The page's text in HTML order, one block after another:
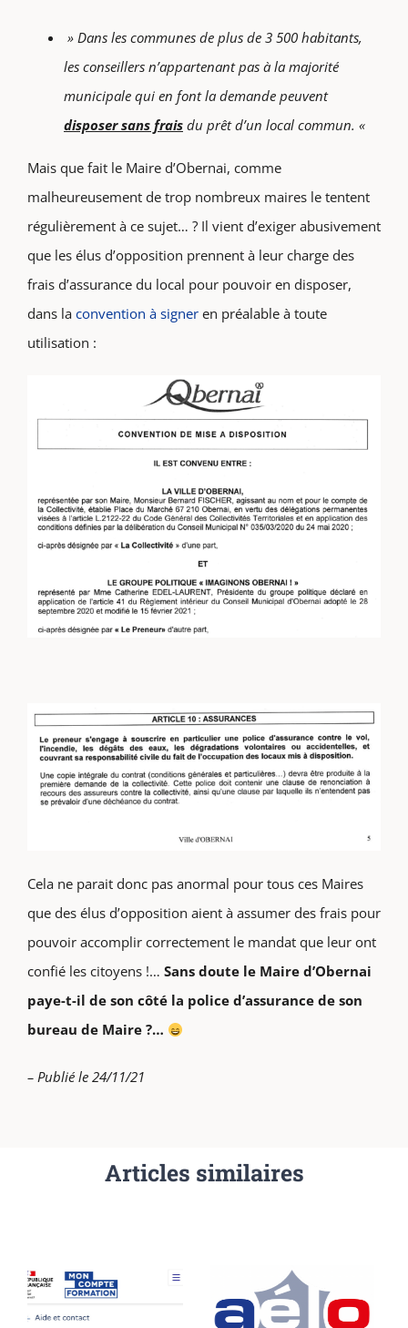
» Dans les communes de plus de 3 500 habitants,
les conseillers n’appartenant pas à la majorité
municipale qui en font la demande peuvent
disposer sans frais du prêt d’un local commun. «
Mais que fait le Maire d’Obernai, comme
malheureusement de trop nombreux maires le tentent
régulièrement à ce sujet… ? Il vient d’exiger abusivement
que les élus d’opposition prennent à leur charge des
frais d’assurance du local pour pouvoir en disposer,
dans la convention à signer en préalable à toute
utilisation :
Cela ne parait donc pas anormal pour tous ces Maires
que des élus d’opposition aient à assumer des frais pour
pouvoir accomplir correctement le mandat que leur ont
confié les citoyens !… Sans doute le Maire d’Obernai
paye-t-il de son côté la police d’assurance de son
bureau de Maire ?…
– Publié le 24/11/21
Articles similaires